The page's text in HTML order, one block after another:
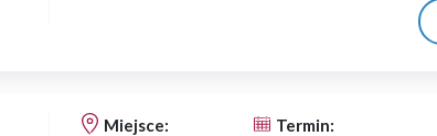
Miejsce: Termin: